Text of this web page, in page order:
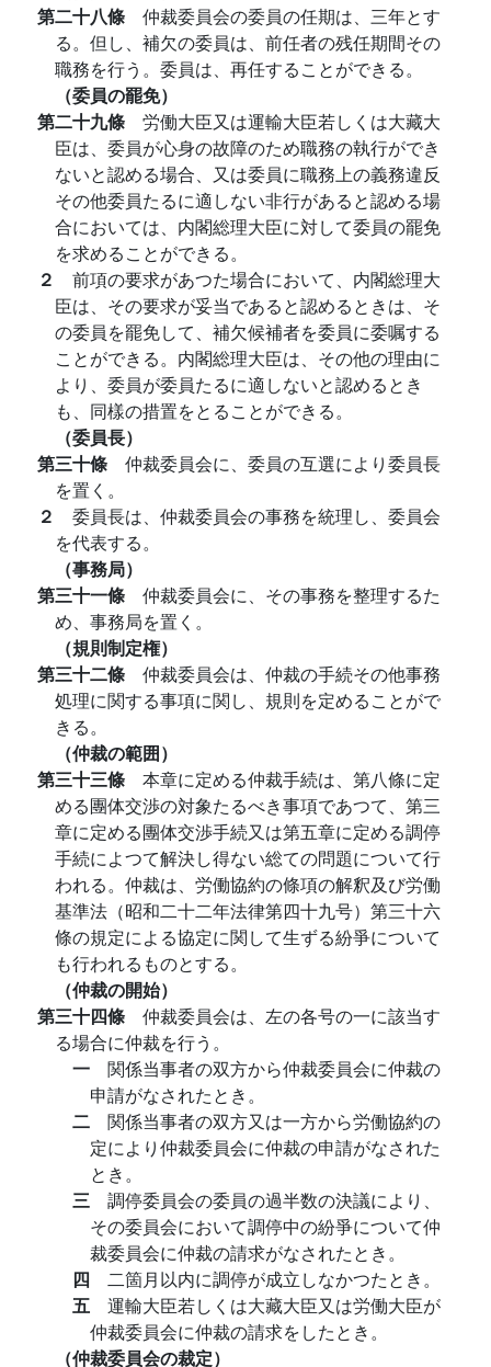
第二十八條 仲裁委員会の委員の任期は、三年とす
る。但し、補欠の委員は、前任者の残任期間その
職務を行う。委員は、再任することができる。
（委員の罷免）
第二十九條 労働大臣又は運輸大臣若しくは大藏大
臣は、委員が心身の故障のため職務の執行ができ
ないと認める場合、又は委員に職務上の義務違反
その他委員たるに適しない非行があると認める場
合においては、内閣総理大臣に対して委員の罷免
を求めることができる。
２ 前項の要求があつた場合において、内閣総理大
臣は、その要求が妥当であると認めるときは、そ
の委員を罷免して、補欠候補者を委員に委嘱する
ことができる。内閣総理大臣は、その他の理由に
より、委員が委員たるに適しないと認めるとき
も、同樣の措置をとることができる。
（委員長）
第三十條 仲裁委員会に、委員の互選により委員長
を置く。
２ 委員長は、仲裁委員会の事務を統理し、委員会
を代表する。
（事務局）
第三十一條 仲裁委員会に、その事務を整理するた
め、事務局を置く。
（規則制定権）
第三十二條 仲裁委員会は、仲裁の手続その他事務
処理に関する事項に関し、規則を定めることがで
きる。
（仲裁の範囲）
第三十三條 本章に定める仲裁手続は、第八條に定
める團体交渉の対象たるべき事項であつて、第三
章に定める團体交渉手続又は第五章に定める調停
手続によつて解決し得ない総ての問題について行
われる。仲裁は、労働協約の條項の解釈及び労働
基準法（昭和二十二年法律第四十九号）第三十六
條の規定による協定に関して生ずる紛爭について
も行われるものとする。
（仲裁の開始）
第三十四條 仲裁委員会は、左の各号の一に該当す
る場合に仲裁を行う。
一 関係当事者の双方から仲裁委員会に仲裁の
申請がなされたとき。
二 関係当事者の双方又は一方から労働協約の
定により仲裁委員会に仲裁の申請がなされた
とき。
三 調停委員会の委員の過半数の決議により、
その委員会において調停中の紛爭について仲
裁委員会に仲裁の請求がなされたとき。
四 二箇月以内に調停が成立しなかつたとき。
五 運輸大臣若しくは大藏大臣又は労働大臣が
仲裁委員会に仲裁の請求をしたとき。
（仲裁委員会の裁定）